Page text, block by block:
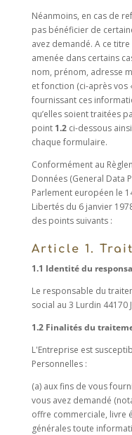
Néanmoins, en cas de
pas bénéficier de
avez demandé. A ce
amenée dans certains
nom, prénom, adresse
et fonction (ci-après vos
fournissant ces
qu’elles soient traitées
point 1.2ci-dessous
chaque formulaire.
Conformément au
Données (General Data
Parlement européen le
Libertés du 6 janvier
des points suivants :
Article 1.
1.1 Identité du
Le responsable du
social au 3 Lurdin 44170
1.2 Finalités du
L'Entreprise est
Personnelles :
(a) aux fins de vous
vous avez demandé
offre commerciale, livre
générales toute